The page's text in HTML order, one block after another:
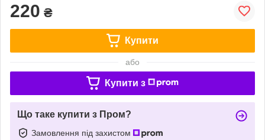
220 ₴
Купити
або
Купити з
Що таке купити з Пром?
Замовлення під захистом